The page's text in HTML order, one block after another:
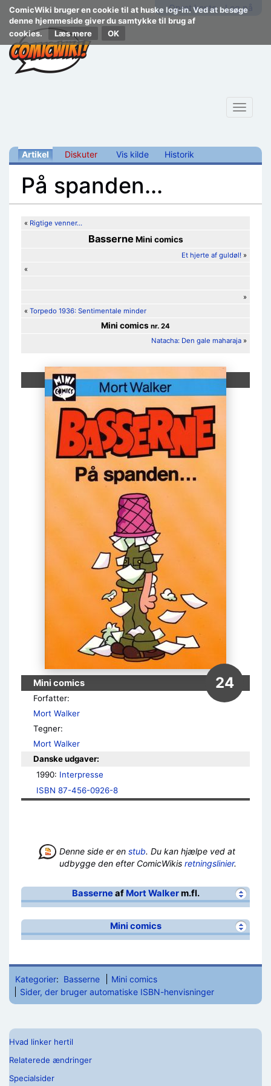
ComicWiki bruger en cookie til at huske log-in. Ved at besøge
denne hjemmeside giver du samtykke til brug af
cookies.
Læs mere
Opret konto Log på
Toggle
Artikel Diskuter Vis kilde Historik
På spanden...
« Rigtige venner...
BasserneMini comics
Et hjerte af guldøl! »
«
»
« Torpedo 1936: Sentimentale minder
Mini comics nr. 24
Natacha: Den gale maharaja »
Mini comics 24
Forfatter:
Mort Walker
Tegner:
Mort Walker
Danske udgaver:
1990: Interpresse
ISBN 87-456-0926-8
Denne side er en stub. Du kan hjælpe ved at
udbygge den efter ComicWikis retningslinier.
Basserne af Mort Walkerm.fl.
Mini comics
Kategorier: Basserne
Mini comics
Sider, der bruger automatiske ISBN-henvisninger
Hvad linker hertil
Relaterede ændringer
Specialsider